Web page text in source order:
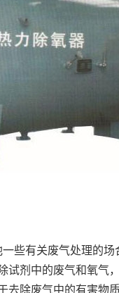
些有关废气处理的场
剂中的废气和氧气
除废气中的有害物